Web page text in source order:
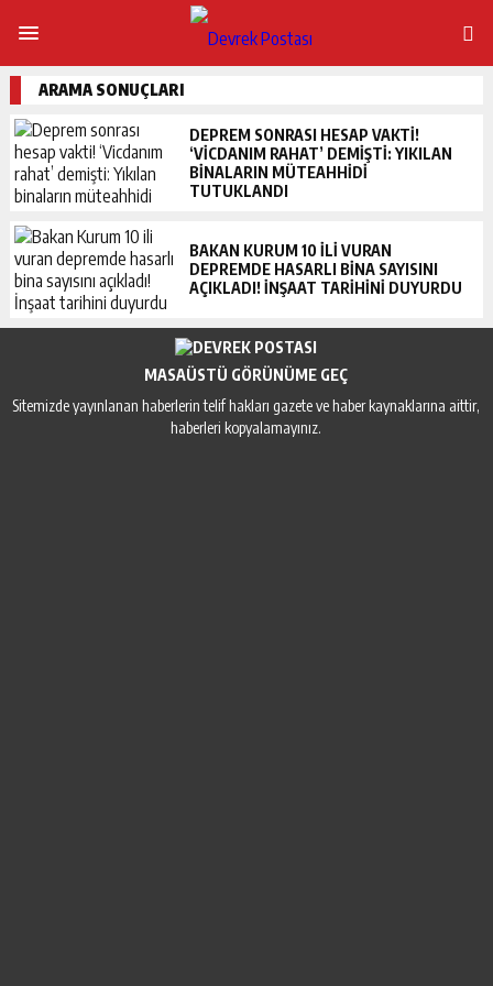
ARAMA SONUÇLARI
DEPREM SONRASI HESAP VAKTI!
‘VICDANIM RAHAT’ DEMIŞTI: YIKILAN
BINALARIN MÜTEAHHIDI
TUTUKLANDI
BAKAN KURUM 10 ILI VURAN
DEPREMDE HASARLI BINA SAYISINI
AÇIKLADI! İNŞAAT TARIHINI DUYURDU
MASAÜSTÜ GÖRÜNÜME GEÇ
Sitemizde yayınlanan haberlerin telif hakları gazete ve haber kaynaklarına aittir,
haberleri kopyalamayınız.